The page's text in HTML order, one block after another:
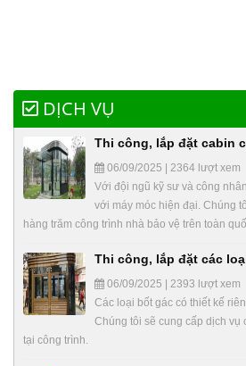
DỊCH VỤ
Thi công, lắp đặt cabin
06/09/2025 | 2364 lượt xem
Với đội ngũ kỹ sư và công
với máy móc hiện đại. Chúng
hàng trăm công trình nhà bảo vệ trên toàn
Thi công, lắp đặt các
06/09/2025 | 2393 lượt xem
Các loại bốt gác có thiết kế
Chúng tôi sẽ cung cấp dịch vụ
tại công trình.